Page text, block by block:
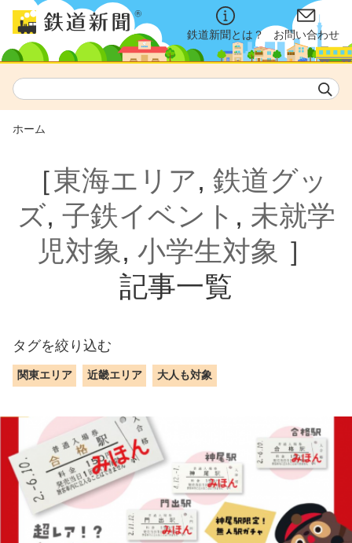
鉄道新聞とは？ お問い合わせ
ホーム
［東海エリア, 鉄道グッ
ズ, 子鉄イベント , 未就学
児対象, 小学生対象 ］
記事一覧
タグを絞り込む
関東エリア 近畿エリア 大人も対象